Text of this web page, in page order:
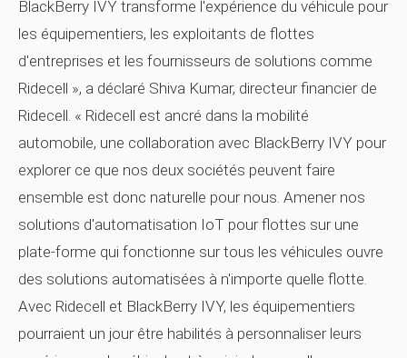
BlackBerry IVY transforme l'expérience du véhicule pour
les équipementiers, les exploitants de flottes
d'entreprises et les fournisseurs de solutions comme
Ridecell », a déclaré Shiva Kumar, directeur financier de
Ridecell. « Ridecell est ancré dans la mobilité
automobile, une collaboration avec BlackBerry IVY pour
explorer ce que nos deux sociétés peuvent faire
ensemble est donc naturelle pour nous. Amener nos
solutions d'automatisation IoT pour flottes sur une
plate-forme qui fonctionne sur tous les véhicules ouvre
des solutions automatisées à n'importe quelle flotte.
Avec Ridecell et BlackBerry IVY, les équipementiers
pourraient un jour être habilités à personnaliser leurs